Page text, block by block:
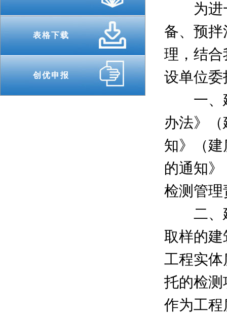
表格下载
创优申报
为进一
备、预
理，结
设单位
一、建
办法》
知》（
的通知
检测管理
二、建
取样的
工程实
托的检
作为工